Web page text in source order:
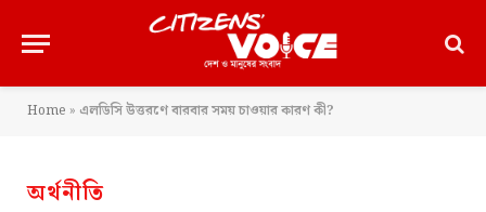
Home » এলডিসি উত্তরণে বারবার সময় চাওয়ার কারণ কী?
অর্থনীতি